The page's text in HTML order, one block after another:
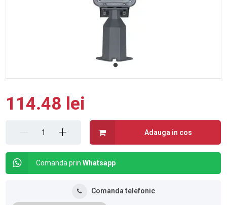
114.48 lei
Adauga in cos
Comanda prinWhatsapp
Comanda telefonic